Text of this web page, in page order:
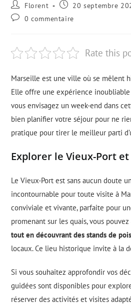
Florent 20 septembre
0 commentaire
Rate this
Marseille est une ville où se mêlent
Elle offre une expérience
vous envisagez un week-end dans
bien planifier votre séjour pour ne
pratique pour tirer le meilleur parti
Explorer le Vieux-Port
Le Vieux-Port est sans aucun doute
incontournable pour toute visite à
conviviale et vivante, parfaite pour
promenant sur les quais, vous pouvez
tout en découvrant des stands de
locaux. Ce lieu historique invite à la
Si vous souhaitez approfondir vos
guidées sont disponibles pour
réserver des activités et visites